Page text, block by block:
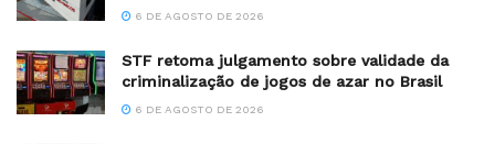
6 DE AGOSTO DE 2026
STF retoma julgamento sobre validade da
criminalização de jogos de azar no Brasil
6 DE AGOSTO DE 2026